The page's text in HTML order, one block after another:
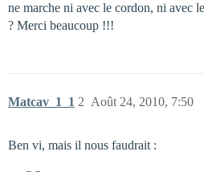
ne marche ni avec le cordon, ni avec
? Merci beaucoup !!!
Matcav_1_1 Août 24, 2010, 7:50
2
Ben vi, mais il nous faudrait :